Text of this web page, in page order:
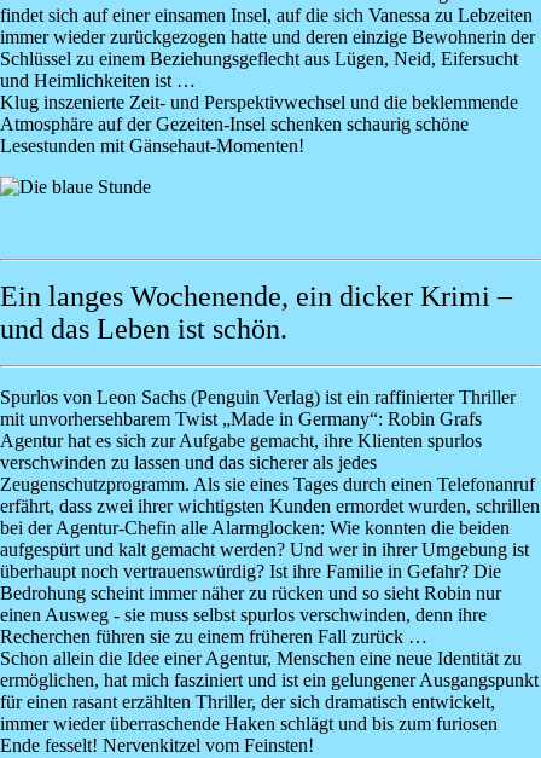
findet sich auf einer einsamen Insel, auf die sich Vanessa zu Lebzeiten
immer wieder zurückgezogen hatte und deren einzige Bewohnerin der
Schlüssel zu einem Beziehungsgeflecht aus Lügen, Neid, Eifersucht
und Heimlichkeiten ist …
Klug inszenierte Zeit- und Perspektivwechsel und die beklemmende
Atmosphäre auf der Gezeiten-Insel schenken schaurig schöne
Lesestunden mit Gänsehaut-Momenten!
Image
Ein langes Wochenende, ein dicker Krimi –
und das Leben ist schön.
Spurlos von Leon Sachs (Penguin Verlag) ist ein raffinierter Thriller
mit unvorhersehbarem Twist „Made in Germany“: Robin Grafs
Agentur hat es sich zur Aufgabe gemacht, ihre Klienten spurlos
verschwinden zu lassen und das sicherer als jedes
Zeugenschutzprogramm. Als sie eines Tages durch einen Telefonanruf
erfährt, dass zwei ihrer wichtigsten Kunden ermordet wurden, schrillen
bei der Agentur-Chefin alle Alarmglocken: Wie konnten die beiden
aufgespürt und kalt gemacht werden? Und wer in ihrer Umgebung ist
überhaupt noch vertrauenswürdig? Ist ihre Familie in Gefahr? Die
Bedrohung scheint immer näher zu rücken und so sieht Robin nur
einen Ausweg - sie muss selbst spurlos verschwinden, denn ihre
Recherchen führen sie zu einem früheren Fall zurück …
Schon allein die Idee einer Agentur, Menschen eine neue Identität zu
ermöglichen, hat mich fasziniert und ist ein gelungener Ausgangspunkt
für einen rasant erzählten Thriller, der sich dramatisch entwickelt,
immer wieder überraschende Haken schlägt und bis zum furiosen
Ende fesselt! Nervenkitzel vom Feinsten!